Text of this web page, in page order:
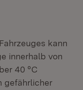
kann
innerhalb von
40 °C
gefährlicher